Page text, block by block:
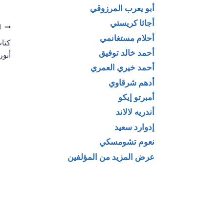
أبو يعرب المرزوقي
أجاثا كريستي
أحلام مستغانمي
أحمد خالد توفيق
أحمد خيري العمري
أدهم شرقاوي
أمبرتو إيكو
أندريه لالاند
إدوارد سعيد
نعوم تشومسكي
عرض المزيد من المؤلفين